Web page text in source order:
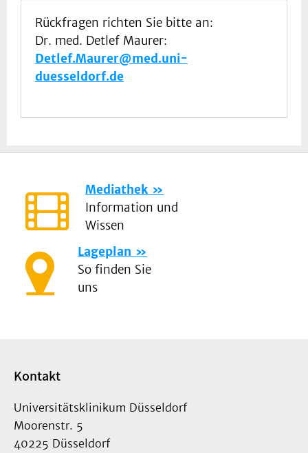
Rückfragen richten Sie bitte an:
Dr. med. Detlef Maurer:
Detlef.Maurer@med.uni-
duesseldorf.de
Mediathek
Information und
Wissen
Lageplan
So finden Sie
uns
Kontakt
Universitätsklinikum Düsseldorf
Moorenstr. 5
40225 Düsseldorf